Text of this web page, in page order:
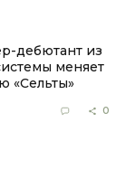
дебютант из
меняет
«Сельты»
0